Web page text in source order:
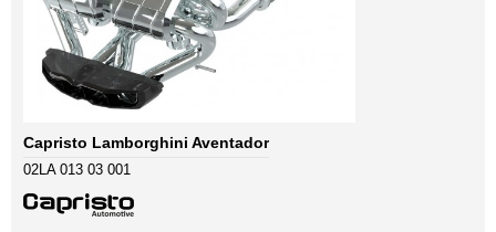
Capristo Lamborghini Aventador
02LA 013 03 001